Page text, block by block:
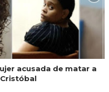
acusada de matar a